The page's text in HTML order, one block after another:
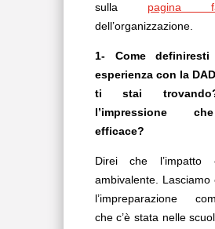
sulla pagina
dell’organizzazione.
1- Come
esperienza con la
ti stai
l’impressione
efficace?
Direi che l’impatto
ambivalente. Lasciamo
l’impreparazione
che c’è stata nelle